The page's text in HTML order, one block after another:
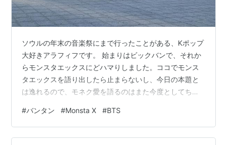
ソウルの年末の音楽祭にまで行ったことがある、Kポップ
大好きアラフィフです。 始まりはビックバンで、それか
らモンスタエックスにどハマりしました。ココでモンス
タエックスを語り出したら止まらないし、今日の本題と
は逸れるので、モネク愛を語るのはまた今度としてちょ
(初回限定盤 CD＋DVD)(ステッカー) [ MONSTA X ] 価
格:4,800円(2021/5/1 19:32時点)感想(0件) バンタン(防
弾少年団、BTS)が世界的にKポップの地位を向上させた
#バンタン #Monsta X #BTS